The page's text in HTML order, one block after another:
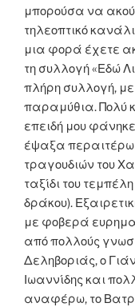
μπορούσα να
τηλεοπτικό
μια φορά έχετε
τη συλλογή «Εδώ
πλήρη συλλογή,
παραμύθια. Πολύ
επειδή μου
έψαξα περαιτέρω
τραγουδιών του
ταξίδι του
δράκου).
με φοβερά
από πολλούς
Δεληβοριάς, ο
Ιωαννίδης και
αναφέρω, το